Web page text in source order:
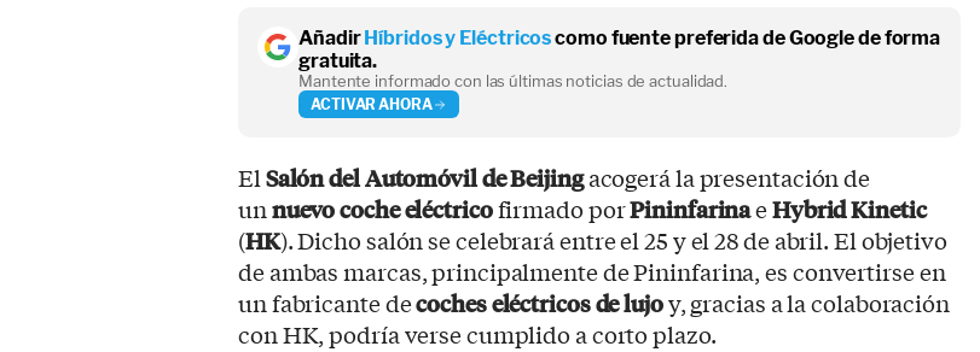
AñadirHíbridos y Eléctricoscomo fuente preferida de Google de forma
gratuita.
Mantente informado con las últimas noticias de actualidad.
ACTIVAR AHORA
ElSalón del Automóvil de Beijingacogerá la presentación de
unnuevo coche eléctricofirmado porPininfarinaeHybrid Kinetic
(HK). Dicho salón se celebrará entre el 25 y el 28 de abril. El objetivo
de ambas marcas, principalmente de Pininfarina, es convertirse en
un fabricante decoches eléctricos de lujoy, gracias a la colaboración
con HK, podría verse cumplido a corto plazo.